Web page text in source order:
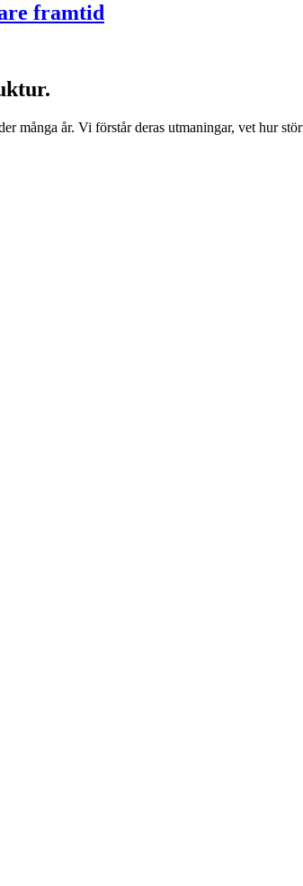
framtid
många år. Vi förstår deras utmaningar, vet hur